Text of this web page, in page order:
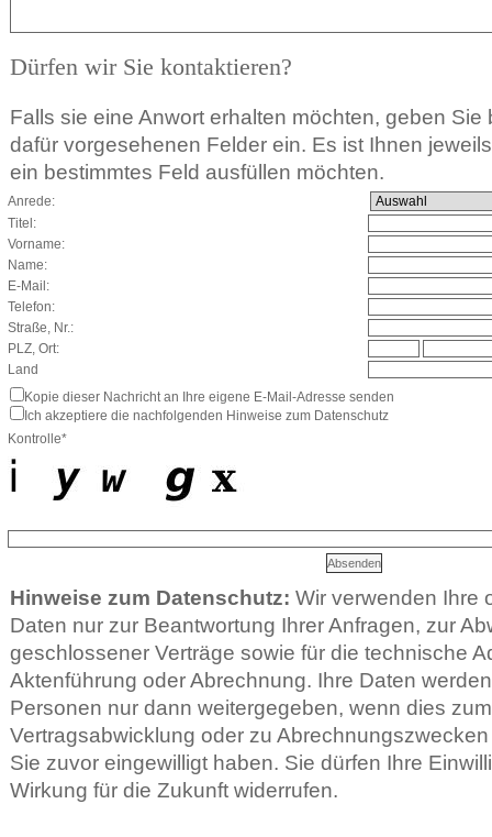
Dürfen wir Sie kontaktieren?
Falls sie eine Anwort erhalten möchten, geben Sie
dafür vorgesehenen Felder ein. Es ist Ihnen
ein bestimmtes Feld ausfüllen möchten.
Anrede:
Titel:
Vorname:
Name:
E-Mail:
Telefon:
Straße, Nr.:
PLZ, Ort:
Land
Kopie dieser Nachricht an Ihre eigene E-Mail-Adresse senden
Ich akzeptiere die nachfolgenden Hinweise zum Datenschutz
Kontrolle*
Hinweise zum Datenschutz: Wir verwenden Ihre
Daten nur zur Beantwortung Ihrer Anfragen, zur
geschlossener Verträge sowie für die technische
Aktenführung oder Abrechnung. Ihre Daten
Personen nur dann weitergegeben, wenn dies
Vertragsabwicklung oder zu
Sie zuvor eingewilligt haben. Sie dürfen Ihre
Wirkung für die Zukunft widerrufen.